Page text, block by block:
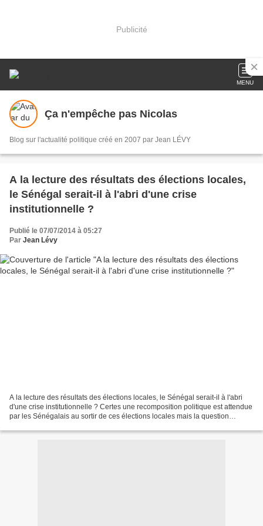
Publicité
MENU
Ça n'empêche pas Nicolas
Blog sur l'actualité politique créé en 2007 par Jean LÉVY
A la lecture des résultats des élections locales,
le Sénégal serait-il à l'abri d'une crise
institutionnelle ?
Publié le 07/07/2014 à 05:27
Par Jean Lévy
A la lecture des résultats des élections locales, le Sénégal serait-il à l'abri
d'une crise institutionnelle ? Certes une recomposition politique est attendue
par les Sénégalais au sortir de ces élections locales mais la question